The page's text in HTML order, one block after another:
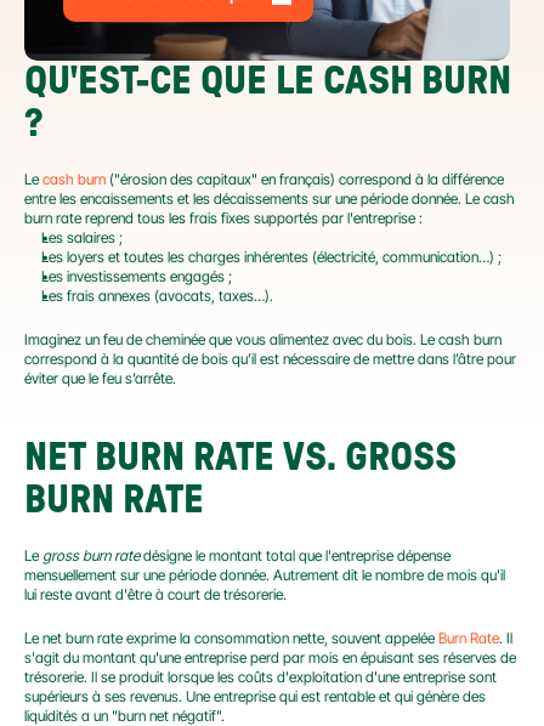
QU'EST-CE QUE LE CASH BURN
?
Le cash burn ("érosion des capitaux" en français) correspond à la différence
entre les encaissements et les décaissements sur une période donnée. Le cash
burn rate reprend tous les frais fixes supportés par l'entreprise :
Les salaires ;
Les loyers et toutes les charges inhérentes (électricité, communication…) ;
Les investissements engagés ;
Les frais annexes (avocats, taxes…).
Imaginez un feu de cheminée que vous alimentez avec du bois. Le cash burn
correspond à la quantité de bois qu’il est nécessaire de mettre dans l’âtre pour
éviter que le feu s’arrête.
NET BURN RATE VS. GROSS
BURN RATE
Le gross burn rate désigne le montant total que l'entreprise dépense
mensuellement sur une période donnée. Autrement dit le nombre de mois qu'il
lui reste avant d'être à court de trésorerie.
Le net burn rate exprime la consommation nette, souvent appelée Burn Rate. Il
s'agit du montant qu'une entreprise perd par mois en épuisant ses réserves de
trésorerie. Il se produit lorsque les coûts d'exploitation d'une entreprise sont
supérieurs à ses revenus. Une entreprise qui est rentable et qui génère des
liquidités a un "burn net négatif".